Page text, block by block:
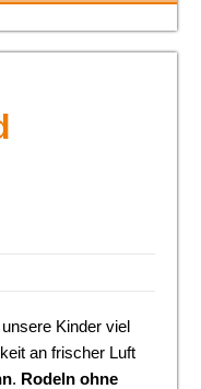
Kinder viel
an frischer Luft
. Rodeln ohne